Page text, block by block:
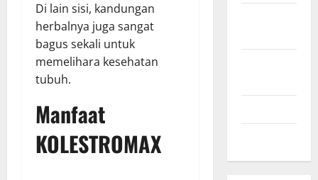
Di lain sisi, kandungan
herbalnya juga sangat
bagus sekali untuk
memelihara kesehatan
tubuh.
Manfaat
KOLESTROMAX